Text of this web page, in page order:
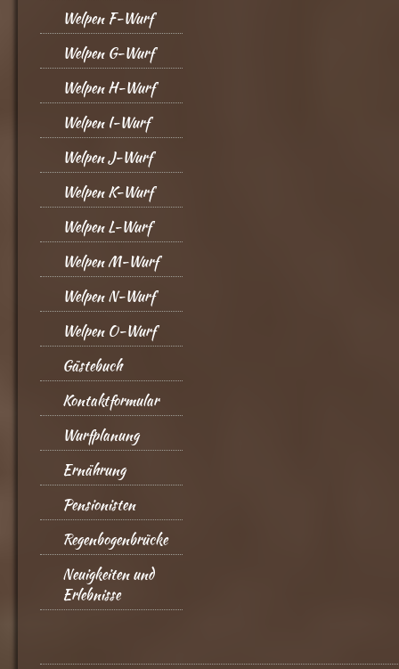
Welpen F-Wurf
Welpen G-Wurf
Welpen H-Wurf
Welpen I-Wurf
Welpen J-Wurf
Welpen K-Wurf
Welpen L-Wurf
Welpen M-Wurf
Welpen N-Wurf
Welpen O-Wurf
Gästebuch
Kontaktformular
Wurfplanung
Ernährung
Pensionisten
Regenbogenbrücke
Neuigkeiten und
Erlebnisse